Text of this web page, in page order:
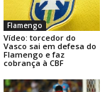
Flamengo
Vídeo: torcedor do
Vasco sai em defesa do
Flamengo e faz
cobrança à CBF